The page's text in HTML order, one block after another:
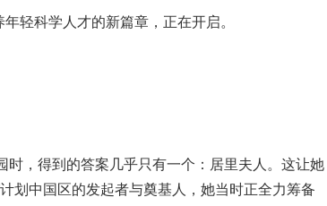
轻科学人才的新篇章，正在开启。
，得到的答案几乎只有一个：居里夫人。这让她
划中国区的发起者与奠基人，她当时正全力筹备